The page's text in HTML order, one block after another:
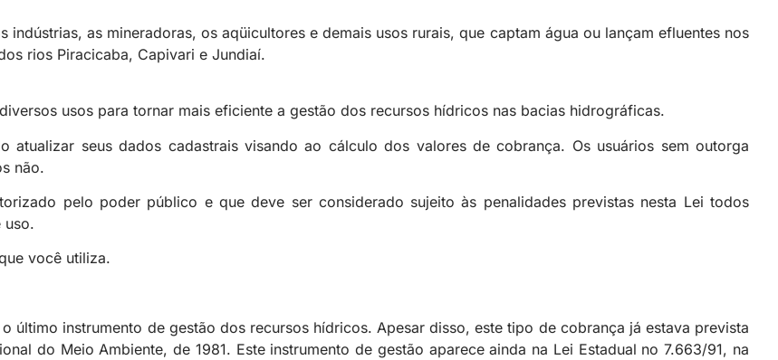
as mineradoras, os aqüicultores e demais usos rurais, que captam água ou lançam efluentes nos
rios Piracicaba, Capivari e Jundiaí.
usos para tornar mais eficiente a gestão dos recursos hídricos nas bacias hidrográficas.
atualizar seus dados cadastrais visando ao cálculo dos valores de cobrança. Os usuários sem outorga
não.
pelo poder público e que deve ser considerado sujeito às penalidades previstas nesta Lei todos
uso.
você utiliza.
último instrumento de gestão dos recursos hídricos. Apesar disso, este tipo de cobrança já estava prevista
do Meio Ambiente, de 1981. Este instrumento de gestão aparece ainda na Lei Estadual no 7.663/91, na